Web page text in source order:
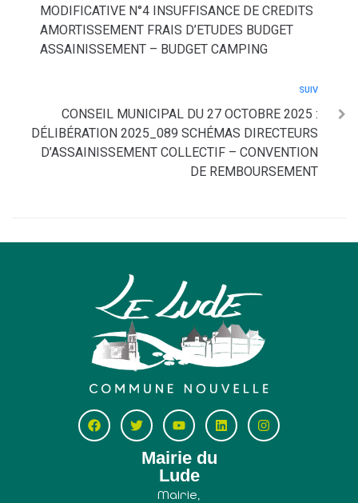
MODIFICATIVE N°4 INSUFFISANCE DE CREDITS
AMORTISSEMENT FRAIS D’ETUDES BUDGET
ASSAINISSEMENT – BUDGET CAMPING
SUIV
CONSEIL MUNICIPAL DU 27 OCTOBRE 2025 :
DÉLIBÉRATION 2025_089 SCHÉMAS DIRECTEURS
D’ASSAINISSEMENT COLLECTIF – CONVENTION
DE REMBOURSEMENT
Mairie du
Lude
Mairie,